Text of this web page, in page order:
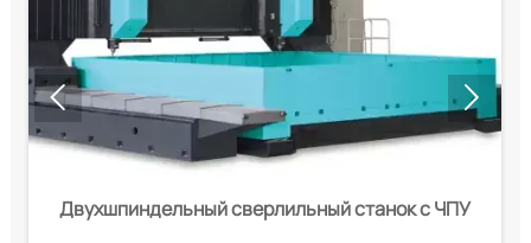
Двухшпиндельный сверлильный станок с ЧПУ
 